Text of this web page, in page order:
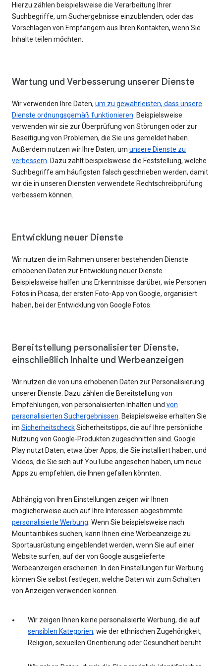
Hierzu zählen beispielsweise die Verarbeitung Ihrer
Suchbegriffe, um Suchergebnisse einzublenden, oder das
Vorschlagen von Empfängern aus Ihren Kontakten, wenn Sie
Inhalte teilen möchten.
Wartung und Verbesserung unserer Dienste
Wir verwenden Ihre Daten, um zu gewährleisten, dass unsere
Dienste ordnungsgemäß funktionieren . Beispielsweise
verwenden wir sie zur Überprüfung von Störungen oder zur
Beseitigung von Problemen, die Sie uns gemeldet haben.
Außerdem nutzen wir Ihre Daten, um unsere Dienste zu
verbessern . Dazu zählt beispielsweise die Feststellung, welche
Suchbegriffe am häufigsten falsch geschrieben werden, damit
wir die in unseren Diensten verwendete Rechtschreibprüfung
verbessern können.
Entwicklung neuer Dienste
Wir nutzen die im Rahmen unserer bestehenden Dienste
erhobenen Daten zur Entwicklung neuer Dienste.
Beispielsweise halfen uns Erkenntnisse darüber, wie Personen
Fotos in Picasa, der ersten Foto-App von Google, organisiert
haben, bei der Entwicklung von Google Fotos.
Bereitstellung personalisierter Dienste,
einschließlich Inhalte und Werbeanzeigen
Wir nutzen die von uns erhobenen Daten zur Personalisierung
unserer Dienste. Dazu zählen die Bereitstellung von
Empfehlungen, von personalisierten Inhalten und von
personalisierten Suchergebnissen . Beispielsweise erhalten Sie
im SicherheitscheckSicherheitstipps, die auf Ihre persönliche
Nutzung von Google-Produkten zugeschnitten sind. Google
Play nutzt Daten, etwa über Apps, die Sie installiert haben, und
Videos, die Sie sich auf YouTube angesehen haben, um neue
Apps zu empfehlen, die Ihnen gefallen könnten.
Abhängig von Ihren Einstellungen zeigen wir Ihnen
möglicherweise auch auf Ihre Interessen abgestimmte
personalisierte Werbung . Wenn Sie beispielsweise nach
Mountainbikes suchen, kann Ihnen eine Werbeanzeige zu
Sportausrüstung eingeblendet werden, wenn Sie auf einer
Website surfen, auf der von Google ausgelieferte
Werbeanzeigen erscheinen. In den Einstellungen für Werbung
können Sie selbst festlegen, welche Daten wir zum Schalten
von Anzeigen verwenden können.
Wir zeigen Ihnen keine personalisierte Werbung, die auf
sensiblen Kategorien, wie der ethnischen Zugehörigkeit,
Religion, sexuellen Orientierung oder Gesundheit beruht.